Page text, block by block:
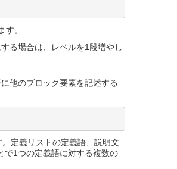
。
る場合は、レベルを1段増やし
に他のブロック要素を記述する
定義リストの定義語、説明文
で1つの定義語に対する複数の